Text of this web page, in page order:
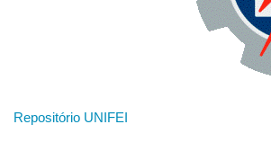
Repositório UNIFEI